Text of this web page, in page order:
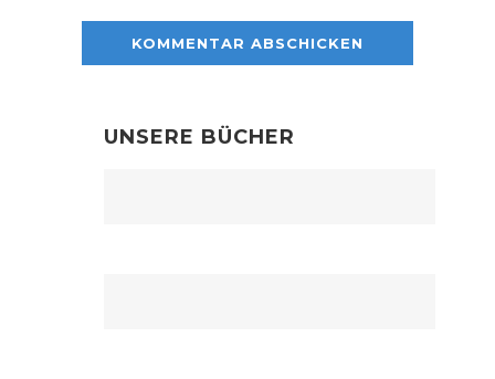
UNSERE BÜCHER